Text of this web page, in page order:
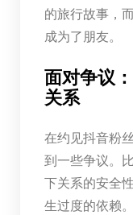
的旅行故事，
成为了朋友。
面对争议
关系
在约见抖音粉
到一些争议。
下关系的安全
生过度的依赖。